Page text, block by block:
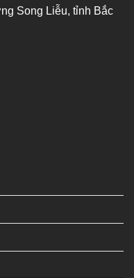
Song Liễu, tỉnh Bắc